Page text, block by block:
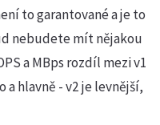
to garantované a je to
nebudete mít nějakou
a MBps rozdíl mezi v1
a hlavně - v2 je levnější,